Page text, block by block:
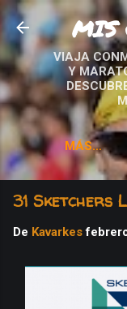
MIS
VIAJA
Y
MÁS…
31 Sketchers
De Kavarkes